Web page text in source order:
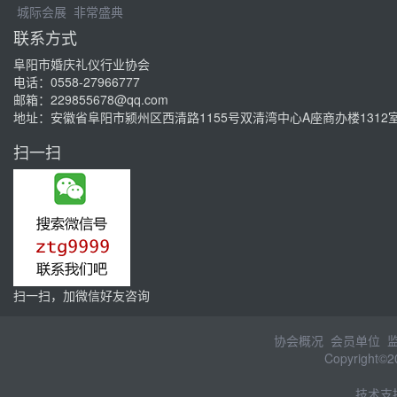
城际会展 非常盛典
联系方式
阜阳市婚庆礼仪行业协会
电话： 0558-27966777
邮箱：229855678@qq.com
地址： 安徽省阜阳市颍州区西清路1155号双清湾中心A座商办楼1312
扫一扫
扫一扫，加微信好友咨询
协会概况 会员单位
技术支